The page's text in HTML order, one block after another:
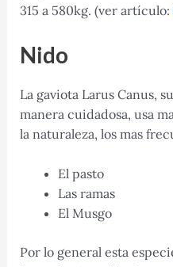
315 a 580kg. (ver artículo:
Nido
La gaviota Larus Canus,
manera cuidadosa, usa
la naturaleza, los mas
El pasto
Las ramas
El Musgo
Por lo general esta